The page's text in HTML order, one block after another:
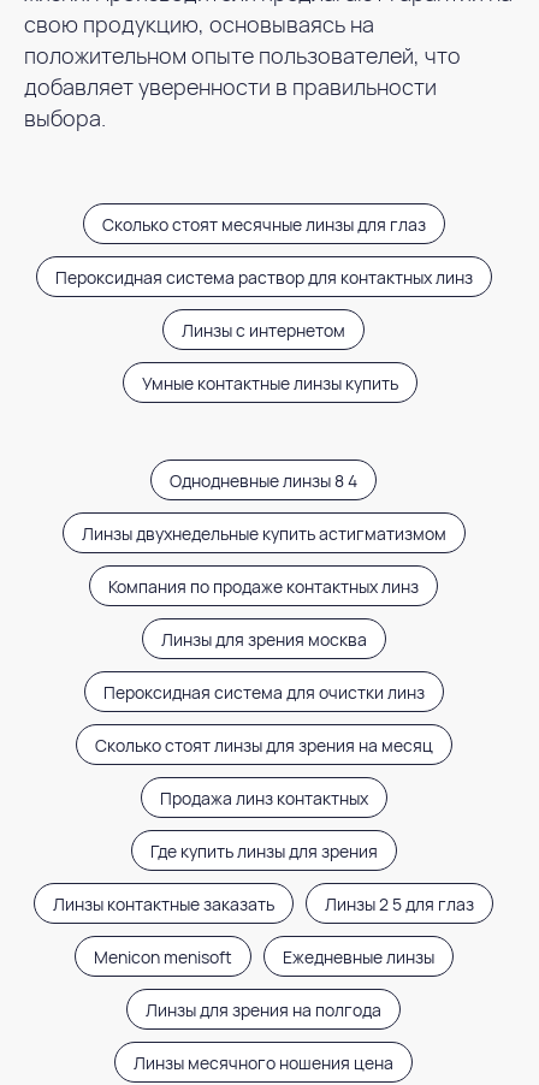
свою продукцию, основываясь на
положительном опыте пользователей, что
добавляет уверенности в правильности
выбора.
Сколько стоят месячные линзы для глаз
Пероксидная система раствор для контактных линз
Линзы с интернетом
Умные контактные линзы купить
Однодневные линзы 8 4
Линзы двухнедельные купить астигматизмом
Компания по продаже контактных линз
Линзы для зрения москва
Пероксидная система для очистки линз
Сколько стоят линзы для зрения на месяц
Продажа линз контактных
Где купить линзы для зрения
Линзы контактные заказать Линзы 2 5 для глаз
Menicon menisoft Ежедневные линзы
Линзы для зрения на полгода
Линзы месячного ношения цена